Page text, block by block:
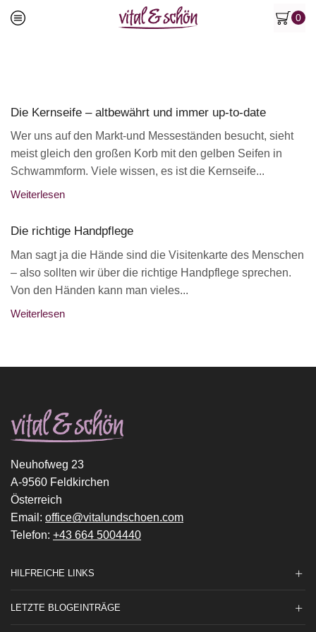
0
Die Kernseife – altbewährt und immer up-to-date
Wer uns auf den Markt-und Messeständen besucht, sieht
meist gleich den großen Korb mit den gelben Seifen in
Schwammform. Viele wissen, es ist die Kernseife...
Weiterlesen
Die richtige Handpflege
Man sagt ja die Hände sind die Visitenkarte des Menschen
– also sollten wir über die richtige Handpflege sprechen.
Von den Händen kann man vieles...
Weiterlesen
Neuhofweg 23
A-9560 Feldkirchen
Österreich
Email: office@vitalundschoen.com
Telefon: +43 664 5004440
HILFREICHE LINKS
LETZTE BLOGEINTRÄGE